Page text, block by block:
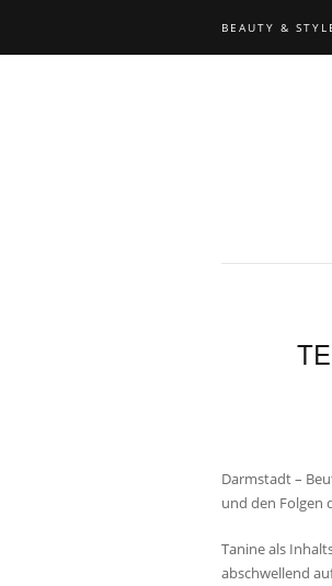
BEAUTY &
Darmstadt –
und den Folgen
Tanine als
abschwellend